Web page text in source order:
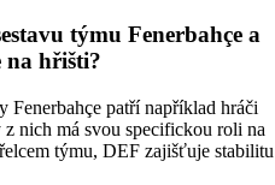
týmu Fenerbahçe a
na hřišti?
Fenerbahçe patří například hráči
nich má svou specifickou roli na
týmu, DEF zajišťuje stabilitu